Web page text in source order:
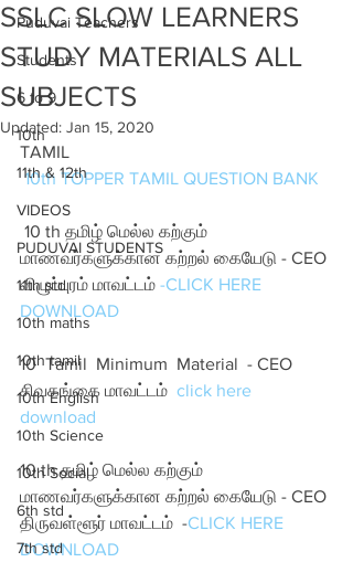
Puduvai Teachers
Students
6 to 9
10th
11th & 12th
VIDEOS
PUDUVAI STUDENTS
11th std
10th maths
10th tamil
10th English
10th Science
10th Social
6th std
7th std
SSLC SLOW LEARNERS
STUDY MATERIALS ALL
SUBJECTS
Updated: Jan 15, 2020
TAMIL
10th TOPPER TAMIL QUESTION BANK
மாணவர்களுக்கான கற்றல் கையேடு - CEO
விழுப்புரம் மாவட்டம் -CLICK HERE
DOWNLOAD
10  Tamil  Minimum  Material  - CEO
சிவகங்கை மாவட்டம் click here
download
10 th தமிழ் மெல்ல கற்கும்
மாணவர்களுக்கான கற்றல் கையேடு - CEO
திருவள்ளூர் மாவட்டம்  -CLICK HERE
DOWNLOAD